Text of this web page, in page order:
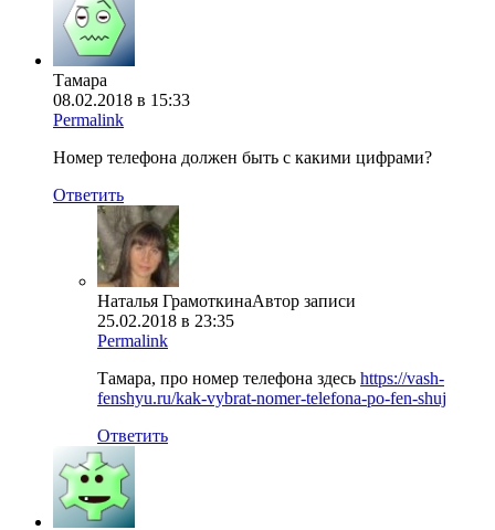
Тамара
08.02.2018 в 15:33
Permalink
Номер телефона должен быть с какими цифрами?
Ответить
Наталья ГрамоткинаАвтор записи
25.02.2018 в 23:35
Permalink
Тамара, про номер телефона здесь https://vash-
fenshyu.ru/kak-vybrat-nomer-telefona-po-fen-shuj
Ответить